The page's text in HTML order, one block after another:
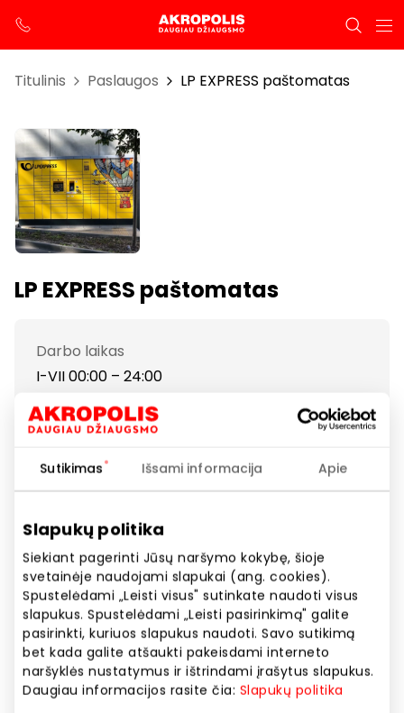
Sutikimas Išsami informacija Apie
Slapukų politika
Siekiant pagerinti Jūsų naršymo kokybę, šioje
svetainėje naudojami slapukai (ang. cookies).
Spustelėdami „Leisti visus" sutinkate naudoti visus
slapukus. Spustelėdami „Leisti pasirinkimą" galite
pasirinkti, kuriuos slapukus naudoti. Savo sutikimą
bet kada galite atšaukti pakeisdami interneto
naršyklės nustatymus ir ištrindami įrašytus slapukus.
Daugiau informacijos rasite čia: Slapukų politika
Titulinis Paslaugos LP EXPRESS paštomatas
LP EXPRESS paštomatas
Darbo laikas
I-VII 00:00 – 24:00
Telefono numeris
Rodyti lokaciją žemėlapyje
Tai Baltijos šalis jungiantis paštomatų tinklas.
Lietuvoje mes žinomi LP EXPRESS vardu, o Latvijoje ir
Estijoje – Unisend.